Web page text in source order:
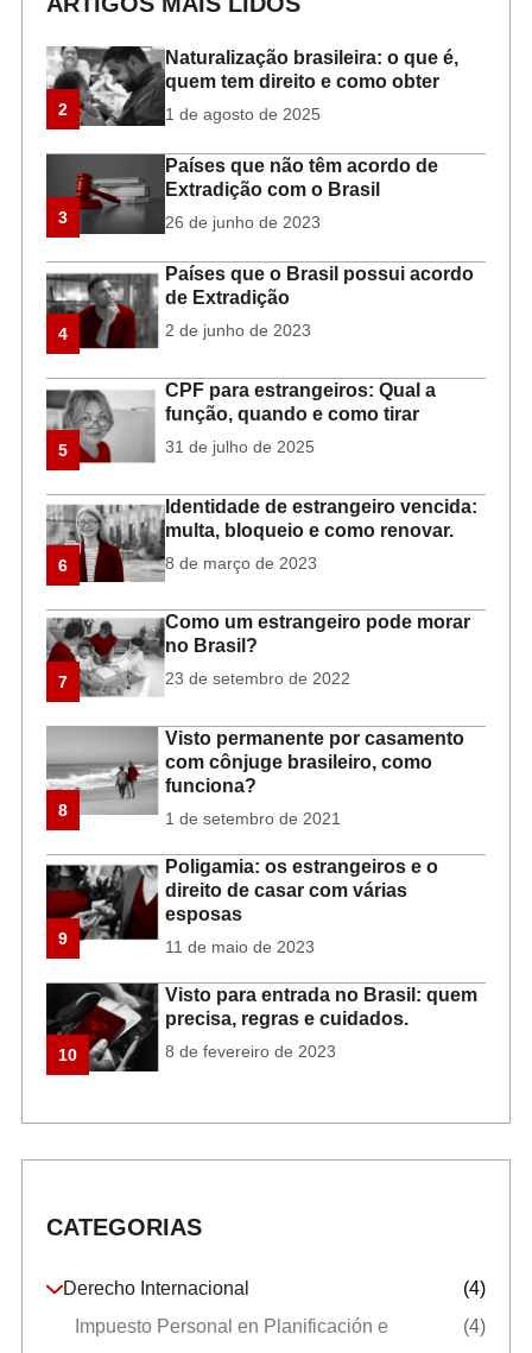
2
Naturalização brasileira: o que é,
quem tem direito e como obter
1 de agosto de 2025
3
Países que não têm acordo de
Extradição com o Brasil
26 de junho de 2023
4
Países que o Brasil possui acordo
de Extradição
2 de junho de 2023
5
CPF para estrangeiros: Qual a
função, quando e como tirar
31 de julho de 2025
6
Identidade de estrangeiro vencida:
multa, bloqueio e como renovar.
8 de março de 2023
7
Como um estrangeiro pode morar
no Brasil?
23 de setembro de 2022
8
Visto permanente por casamento
com cônjuge brasileiro, como
funciona?
1 de setembro de 2021
9
Poligamia: os estrangeiros e o
direito de casar com várias
esposas
11 de maio de 2023
10
Visto para entrada no Brasil: quem
precisa, regras e cuidados.
8 de fevereiro de 2023
CATEGORIAS
Derecho Internacional
(4)
Impuesto Personal en Planificación e
(4)